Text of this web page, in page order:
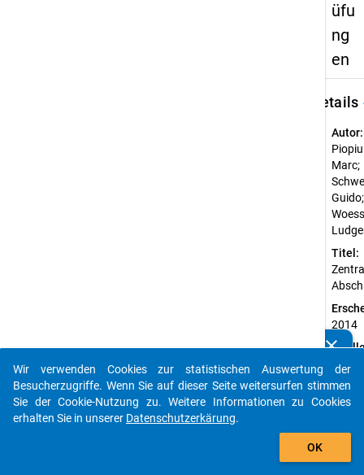
üfu
ng
en
Details
Marc;
Guido;
Titel:
2014
Piopi
M.,
&
clear
Kennen Sie Publikationen, die auf Basis unserer
Datenpakete entstanden sind? Dann teilen Sie uns diese
bitte mit...
auto_stories
Wir verwenden Cookies zur statistischen Auswertung der
Besucherzugriffe. Wenn Sie auf dieser Seite weitersurfen stimmen
Sie der Cookie-Nutzung zu. Weitere Informationen zu Cookies
erhalten Sie in unserer Datenschutzerkärung.
OK